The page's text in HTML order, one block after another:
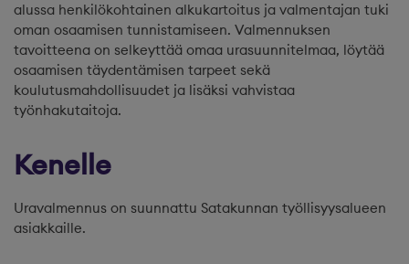
alussa henkilökohtainen alkukartoitus ja valmentajan tuki
oman osaamisen tunnistamiseen. Valmennuksen
tavoitteena on selkeyttää omaa urasuunnitelmaa, löytää
osaamisen täydentämisen tarpeet sekä
koulutusmahdollisuudet ja lisäksi vahvistaa
työnhakutaitoja.
Kenelle
Uravalmennus on suunnattu Satakunnan työllisyysalueen
asiakkaille.